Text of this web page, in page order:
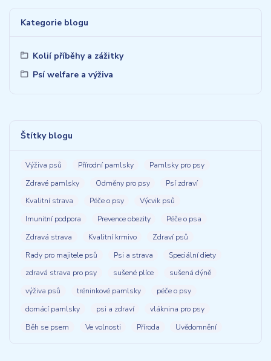
Kategorie blogu
Kolií příběhy a zážitky
Psí welfare a výživa
Štítky blogu
Výživa psů Přírodní pamlsky
Pamlsky pro psy
Zdravé pamlsky
Odměny pro psy
Psí zdraví
Kvalitní strava
Péče o psy
Výcvik psů
Imunitní podpora
Prevence obezity
Péče o psa
Zdravá strava
Kvalitní krmivo
Zdraví psů
Rady pro majitele psů
Psi a strava
Speciální diety
zdravá strava pro psy
sušené plíce
sušená dýně
výživa psů
tréninkové pamlsky
péče o psy
domácí pamlsky
psi a zdraví
vláknina pro psy
Běh se psem
Ve volnosti Příroda Uvědomnění